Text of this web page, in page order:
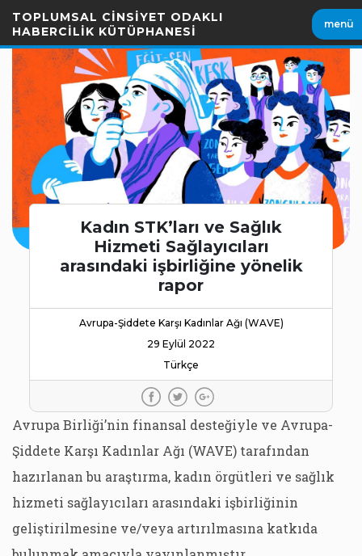
Geç
TOPLUMSAL CİNSİYET ODAKLI
HABERCİLİK KÜTÜPHANESİ
menü
Kadın STK’ları ve Sağlık
Hizmeti Sağlayıcıları
arasındaki işbirliğine yönelik
rapor
Avrupa-Şiddete Karşı Kadınlar Ağı (WAVE)
29 Eylül 2022
Türkçe
Avrupa Birliği’nin finansal desteğiyle ve Avrupa-
Şiddete Karşı Kadınlar Ağı (WAVE) tarafından
hazırlanan bu araştırma, kadın örgütleri ve sağlık
hizmeti sağlayıcıları arasındaki işbirliğinin
geliştirilmesine ve/veya artırılmasına katkıda